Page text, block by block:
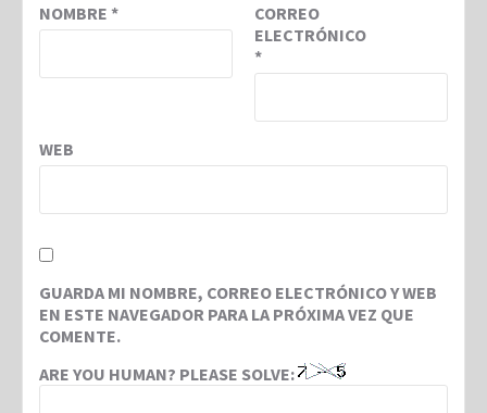
NOMBRE *
CORREO
ELECTRÓNICO
*
WEB
GUARDA MI NOMBRE, CORREO ELECTRÓNICO Y WEB
EN ESTE NAVEGADOR PARA LA PRÓXIMA VEZ QUE
COMENTE.
ARE YOU HUMAN? PLEASE SOLVE: